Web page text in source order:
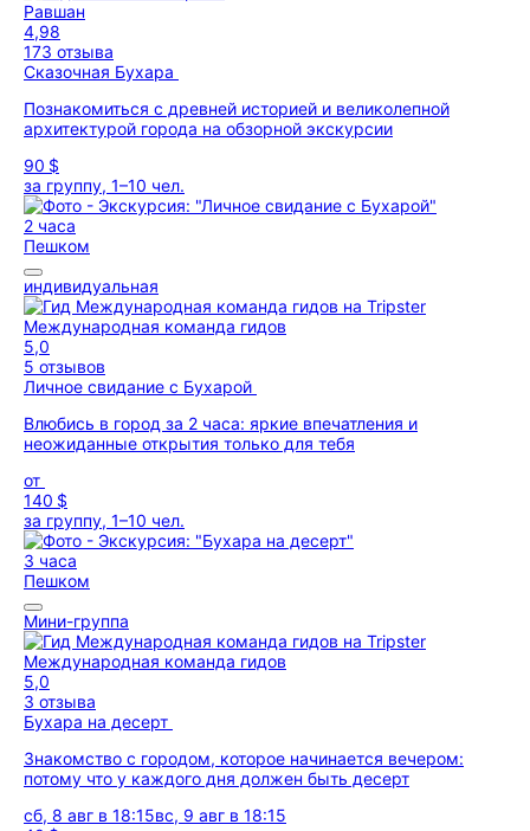
Равшан
4,98
173 отзыва
Сказочная Бухара
Познакомиться с древней историей и великолепной
архитектурой города на обзорной экскурсии
90 $
за группу, 1–10 чел.
2 часа
Пешком
индивидуальная
Международная команда гидов
5,0
5 отзывов
Личное свидание с Бухарой
Влюбись в город за 2 часа: яркие впечатления и
неожиданные открытия только для тебя
от
140 $
за группу, 1–10 чел.
3 часа
Пешком
Мини-группа
Международная команда гидов
5,0
3 отзыва
Бухара на десерт
Знакомство с городом, которое начинается вечером:
потому что у каждого дня должен быть десерт
сб, 8 авг в 18:15вс, 9 авг в 18:15